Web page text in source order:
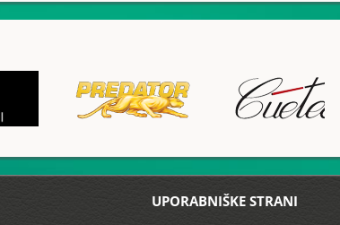
UPORABNIŠKE STRANI